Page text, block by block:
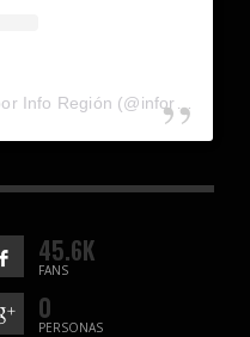
45.6K
FANS
0
PERSONAS